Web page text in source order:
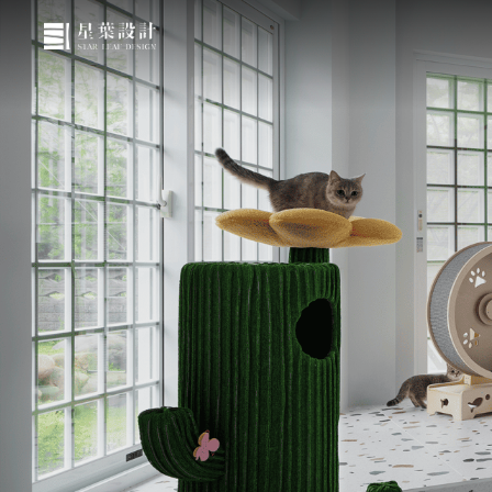
關於星葉
作品欣賞
媒體報導
服務與流程
部落格
聯絡我們